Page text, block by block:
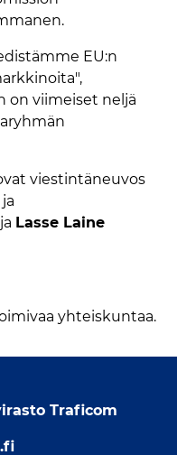
EU:n
on viimeiset neljä
viestintäneuvos
Lasse Laine
yhteiskuntaa.
Traficom